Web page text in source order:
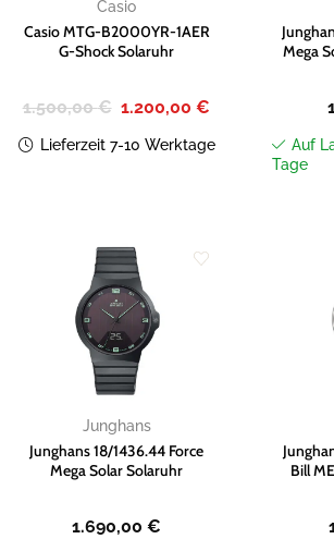
Casio
Casio MTG-B2000YR-1AER
G-Shock Solaruhr
1.500,00€ Ursprünglicher
Preis
1.500,00 €
1.200,00€
1.200,00 €.
Lieferzeit 7-10 Werktage
Mega
Auf
Tage
Wunschliste
hinzufügen
Junghans
Junghans 18/1436.44 Force
Mega Solar Solaruhr
1.690,00 €
Bill